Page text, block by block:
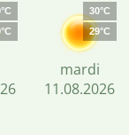
30°C
29°C
mardi
11.08.2026